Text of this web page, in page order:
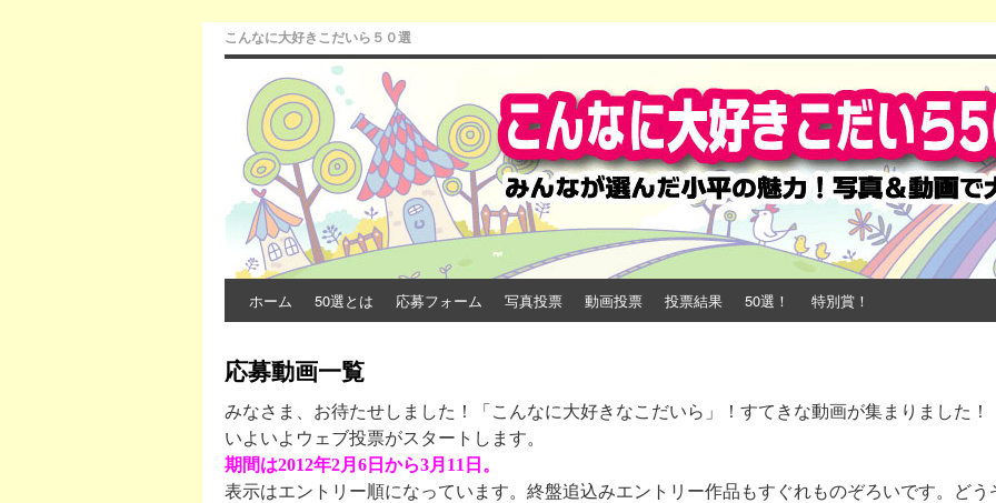
こんなに大好きこだいら５０選
ホーム 50選とは 応募フォーム 写真投票 動画投票 投票結果 50選！ 特別賞！
応募動画一覧
みなさま、お待たせしました！「こんなに大好きなこだいら」！すてきな動画が集まりました！
いよいよウェブ投票がスタートします。
期間は2012年2月6日から3月11日。
表示はエントリー順になっています。終盤追込みエントリー作品もすぐれものぞろいです。どう